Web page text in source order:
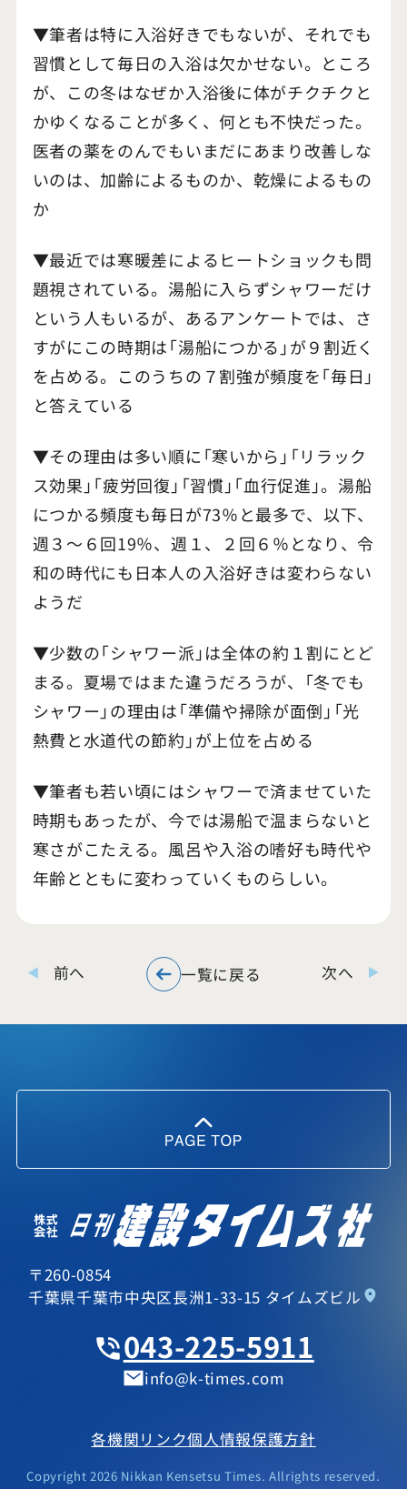
▼筆者は特に入浴好きでもないが、それでも
習慣として毎日の入浴は欠かせない。ところ
が、この冬はなぜか入浴後に体がチクチクと
かゆくなることが多く、何とも不快だった。
医者の薬をのんでもいまだにあまり改善しな
いのは、加齢によるものか、乾燥によるもの
か
▼最近では寒暖差によるヒートショックも問
題視されている。湯船に入らずシャワーだけ
という人もいるが、あるアンケートでは、さ
すがにこの時期は「湯船につかる」が９割近く
を占める。このうちの７割強が頻度を「毎日」
と答えている
▼その理由は多い順に「寒いから」「リラック
ス効果」「疲労回復」「習慣」「血行促進」。湯船
につかる頻度も毎日が73％と最多で、以下、
週３～６回19％、週１、２回６％となり、令
和の時代にも日本人の入浴好きは変わらない
ようだ
▼少数の「シャワー派」は全体の約１割にとど
まる。夏場ではまた違うだろうが、「冬でも
シャワー」の理由は「準備や掃除が面倒」「光
熱費と水道代の節約」が上位を占める
▼筆者も若い頃にはシャワーで済ませていた
時期もあったが、今では湯船で温まらないと
寒さがこたえる。風呂や入浴の嗜好も時代や
年齢とともに変わっていくものらしい。
前へ 一覧に戻る 次へ
〒260-0854
千葉県千葉市中央区長洲1-33-15 タイムズビル
043-225-5911
info k-times.com
各機関リンク個人情報保護方針
Copyright 2026 Nikkan Kensetsu Times. Allrights reserved.